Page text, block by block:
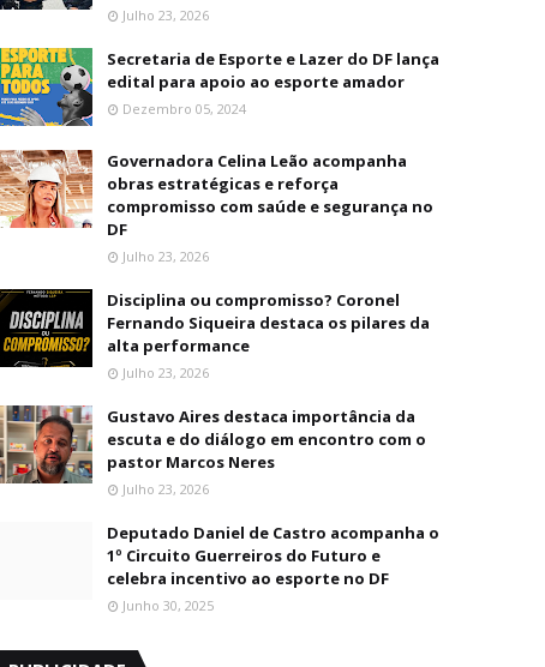
Julho 23, 2026
Secretaria de Esporte e Lazer do DF lança
edital para apoio ao esporte amador
Dezembro 05, 2024
Governadora Celina Leão acompanha
obras estratégicas e reforça
compromisso com saúde e segurança no
DF
Julho 23, 2026
Disciplina ou compromisso? Coronel
Fernando Siqueira destaca os pilares da
alta performance
Julho 23, 2026
Gustavo Aires destaca importância da
escuta e do diálogo em encontro com o
pastor Marcos Neres
Julho 23, 2026
Deputado Daniel de Castro acompanha o
1º Circuito Guerreiros do Futuro e
celebra incentivo ao esporte no DF
Junho 30, 2025